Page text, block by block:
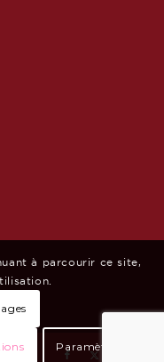
à parcourir ce site,
Paramètres